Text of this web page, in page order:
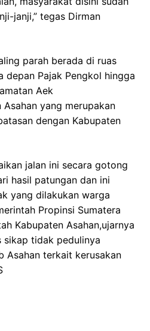
janji,” tegas Dirman
parah berada di ruas
depan Pajak Pengkol hingga
Aek
Asahan yang merupakan
dengan Kabupaten
jalan ini secara gotong
hasil patungan dan ini
yang dilakukan warga
Propinsi Sumatera
Kabupaten Asahan,ujarnya
sikap tidak pedulinya
Asahan terkait kerusakan